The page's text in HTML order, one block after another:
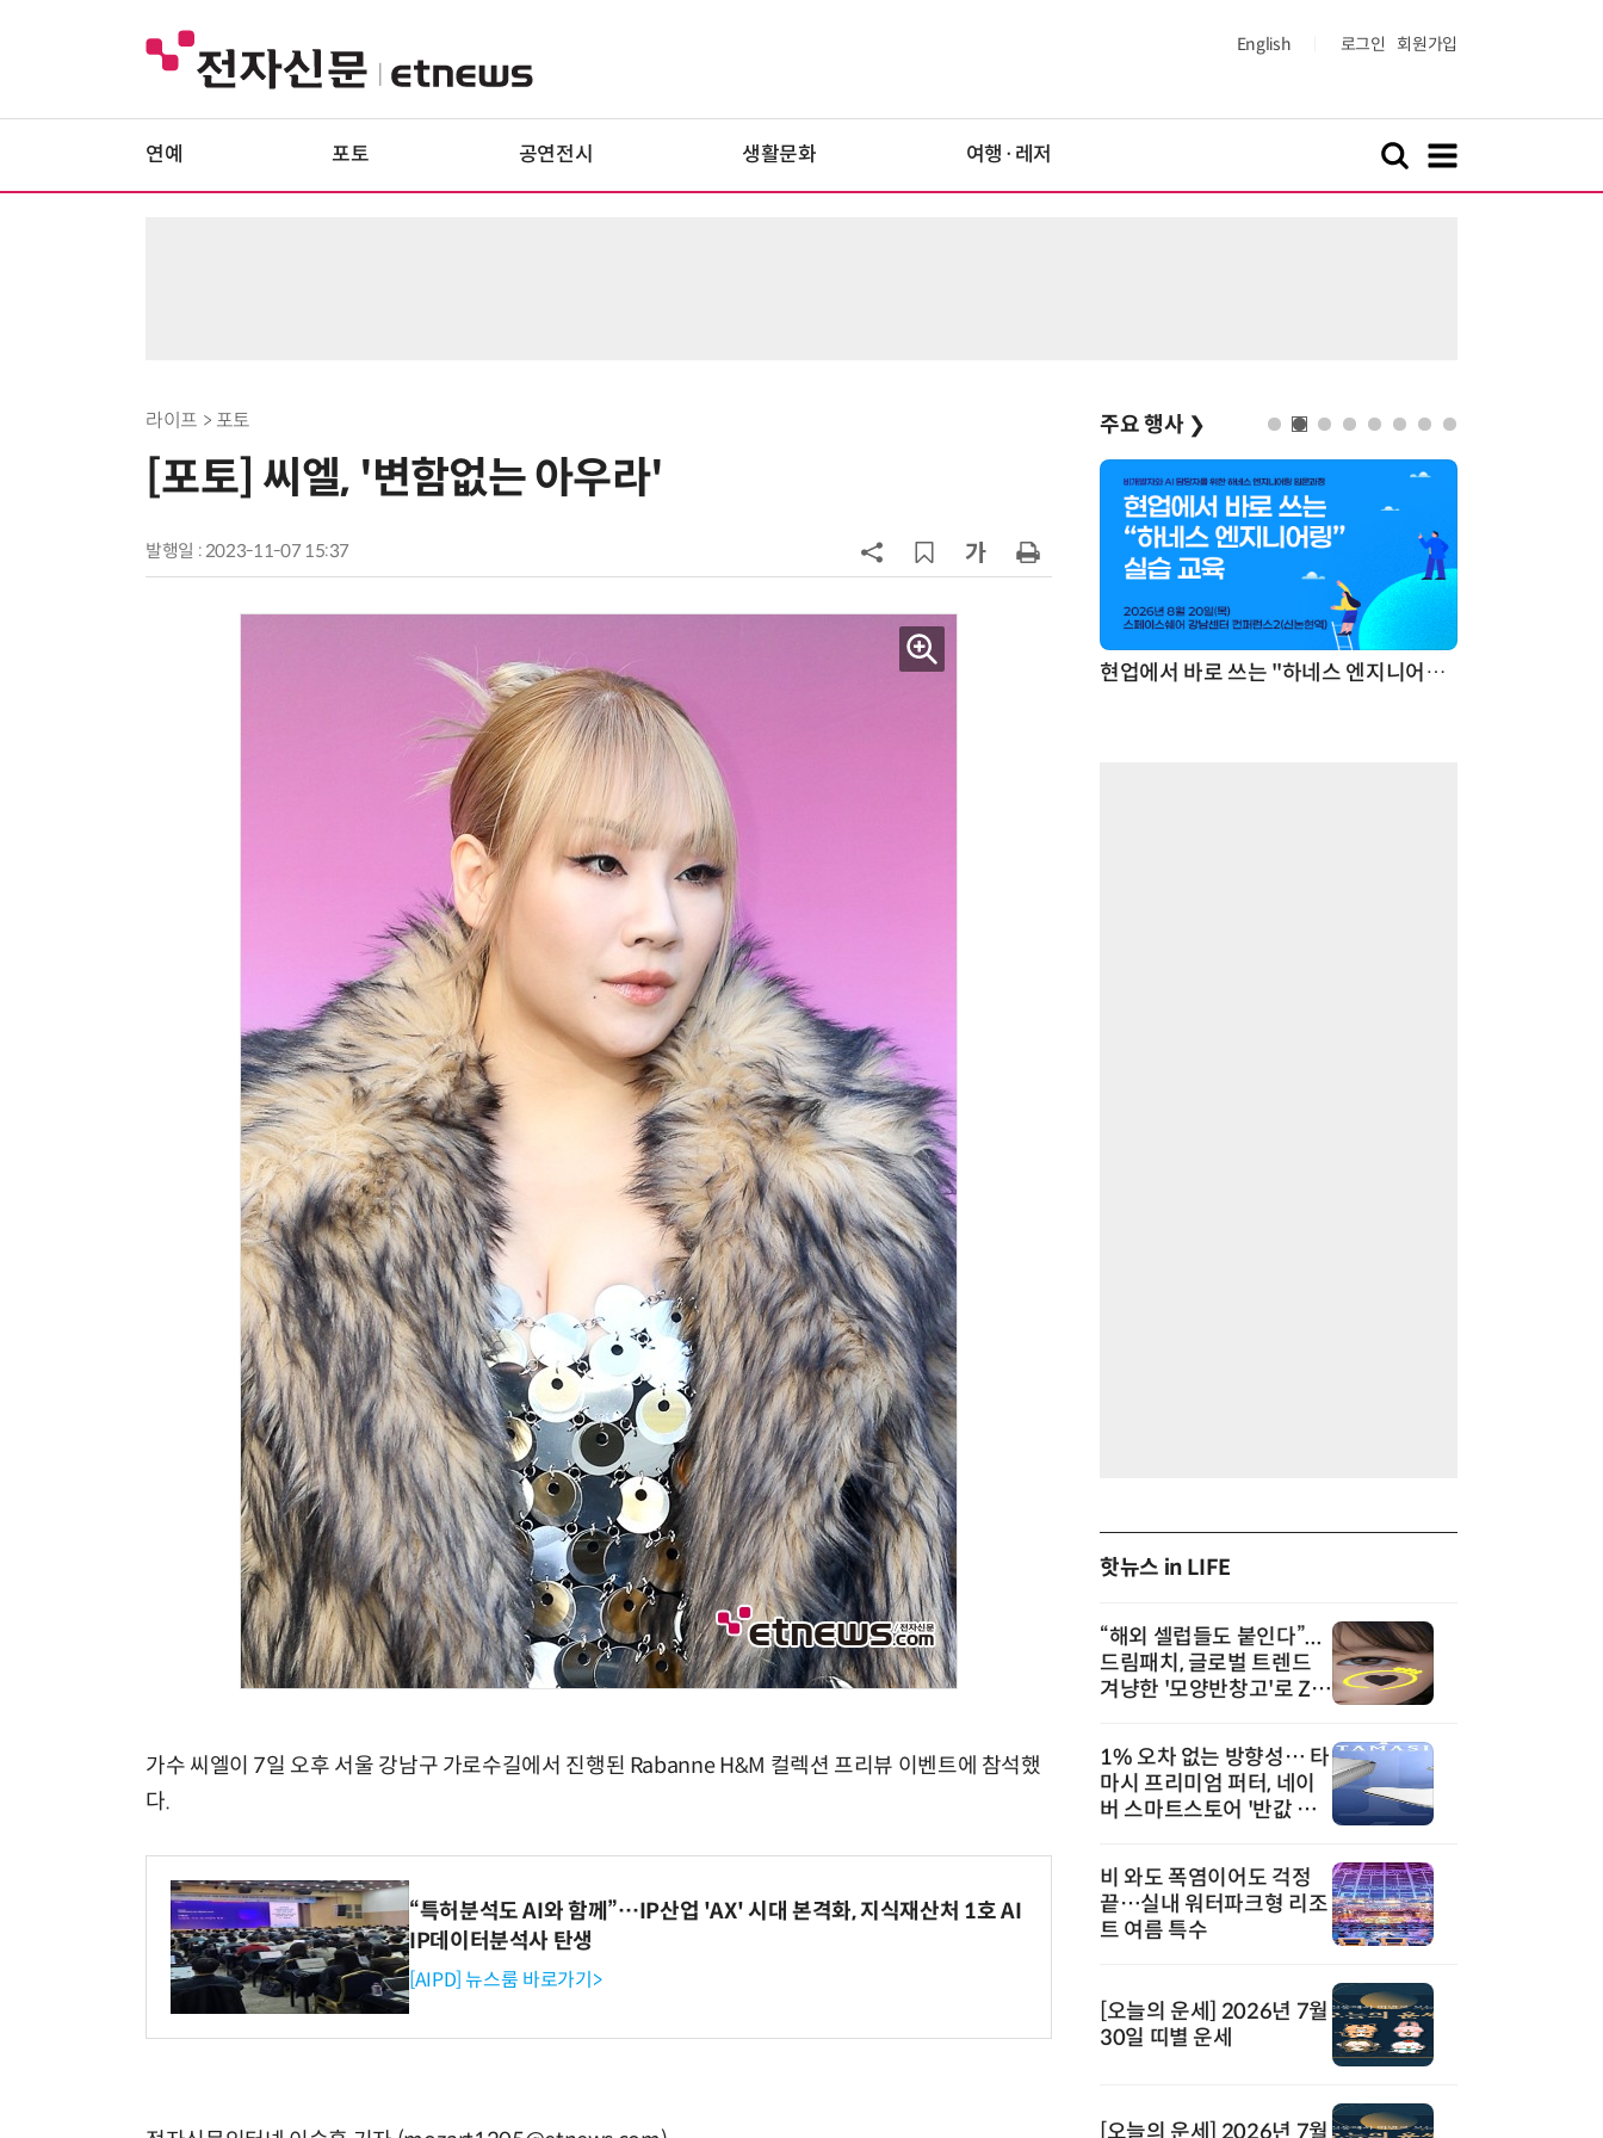
English 로그인 회원가입
연예 포토 공연전시 생활문화 여행·레저
라이프 > 포토
[포토] 씨엘, '변함없는 아우라'
발행일 : 2023-11-07 15:37
가수 씨엘이 7일 오후 서울 강남구 가로수길에서 진행된 Rabanne H&M 컬렉션 프리뷰 이벤트에 참석했
다.
“특허분석도 AI와 함께”…IP산업 'AX' 시대 본격화, 지식재산처 1호 AI
IP데이터분석사 탄생
[AIPD] 뉴스룸 바로가기>
주요 행사 ❯
현업에서 바로 쓰는 "하네스 엔지니어링" 실습 교육
핫뉴스 in LIFE
“해외 셀럽들도 붙인다”...
드림패치, 글로벌 트렌드
겨냥한 '모양반창고'로 Z세
1% 오차 없는 방향성… 타
마시 프리미엄 퍼터, 네이
버 스마트스토어 '반값 할
비 와도 폭염이어도 걱정
끝…실내 워터파크형 리조
트 여름 특수
[오늘의 운세] 2026년 7월
30일 띠별 운세
[오늘의 운세] 2026년 7월